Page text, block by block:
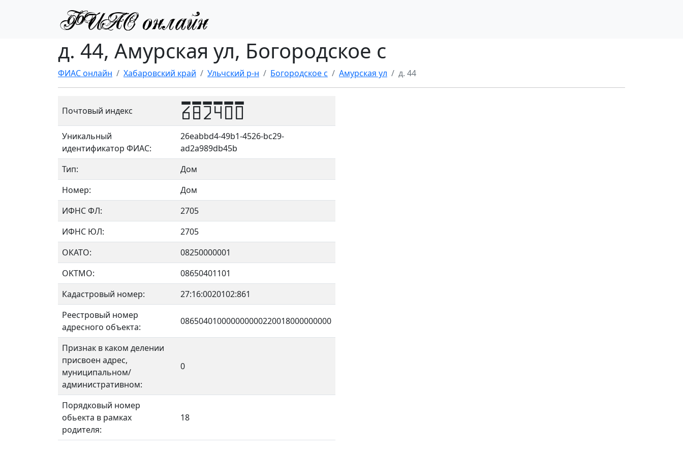
д. 44, Амурская ул, Богородское с
ФИАС онлайн Хабаровский край Ульчский р-н Богородское с Амурская ул д. 44
Почтовый индекс 682400
Уникальный
идентификатор ФИАС:
26eabbd4-49b1-4526-bc29-
ad2a989db45b
Тип:
Дом
Номер:
Дом
ИФНС ФЛ:
2705
ИФНС ЮЛ:
2705
ОКАТО:
08250000001
OKTMO:
08650401101
Кадастровый номер:
27:16:0020102:861
Реестровый номер
адресного объекта:
086504010000000000220018000000000
Признак в каком делении
присвоен адрес,
муниципальном/
административном:
0
Порядковый номер
обьекта в рамках
родителя:
18